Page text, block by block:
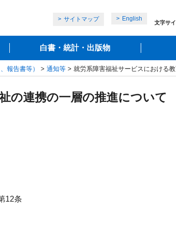
サイトマップ English
文字サ
白書・統計・出版物
報告書等） > 通知等 > 就労系障害福祉サービスにおける
の連携の一層の推進について
12条